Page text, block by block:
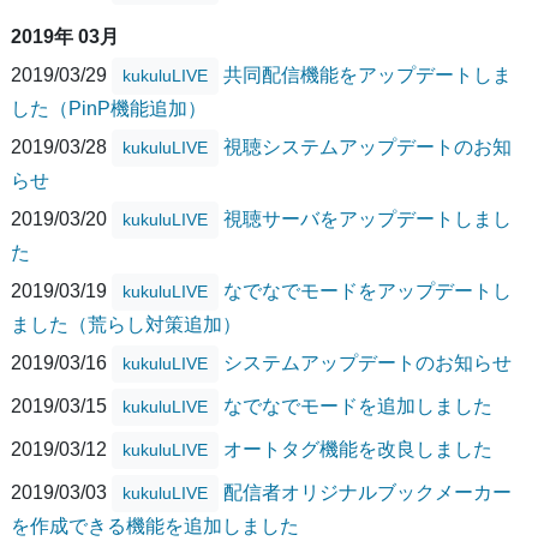
2019年 03月
2019/03/29
kukuluLIVE
共同配信機能をアップデートしま
した（PinP機能追加）
2019/03/28
kukuluLIVE
視聴システムアップデートのお知
らせ
2019/03/20
kukuluLIVE
視聴サーバをアップデートしまし
た
2019/03/19
kukuluLIVE
なでなでモードをアップデートし
ました（荒らし対策追加）
2019/03/16
kukuluLIVE システムアップデートのお知らせ
2019/03/15 kukuluLIVE なでなでモードを追加しました
2019/03/12 kukuluLIVE オートタグ機能を改良しました
2019/03/03 kukuluLIVE
配信者オリジナルブックメーカー
を作成できる機能を追加しました